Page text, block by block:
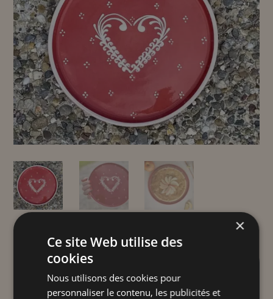
PLAT GOURMET CERISE
CŒUR FRISE
×
Ce site Web utilise des
cookies
Nous utilisons des cookies pour
personnaliser le contenu, les publicités et